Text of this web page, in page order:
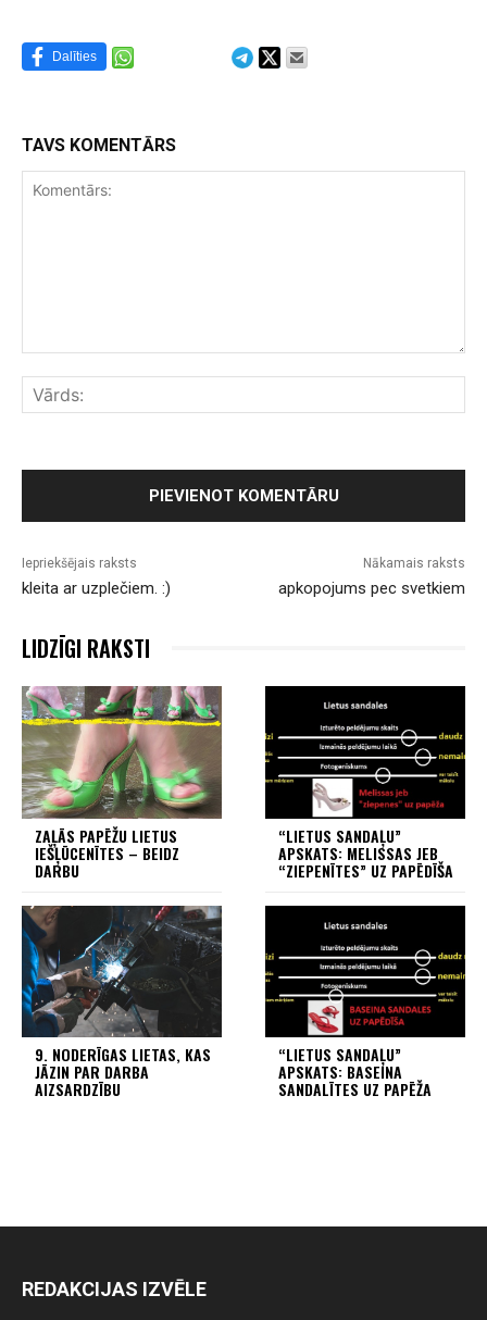
Dalīties
TAVS KOMENTĀRS
Iepriekšējais raksts
kleita ar uzplečiem. :)
Nākamais raksts
apkopojums pec svetkiem
LIDZĪGI RAKSTI
ZAĻĀS PAPĒŽU LIETUS
IEŠĻŪCENĪTES – BEIDZ
DARBU
“LIETUS SANDAĻU”
APSKATS: MELISSAS JEB
“ZIEPENĪTES” UZ PAPĒDĪŠA
9. NODERĪGAS LIETAS, KAS
JĀZIN PAR DARBA
AIZSARDZĪBU
“LIETUS SANDAĻU”
APSKATS: BASEINA
SANDALĪTES UZ PAPĒŽA
REDAKCIJAS IZVĒLE